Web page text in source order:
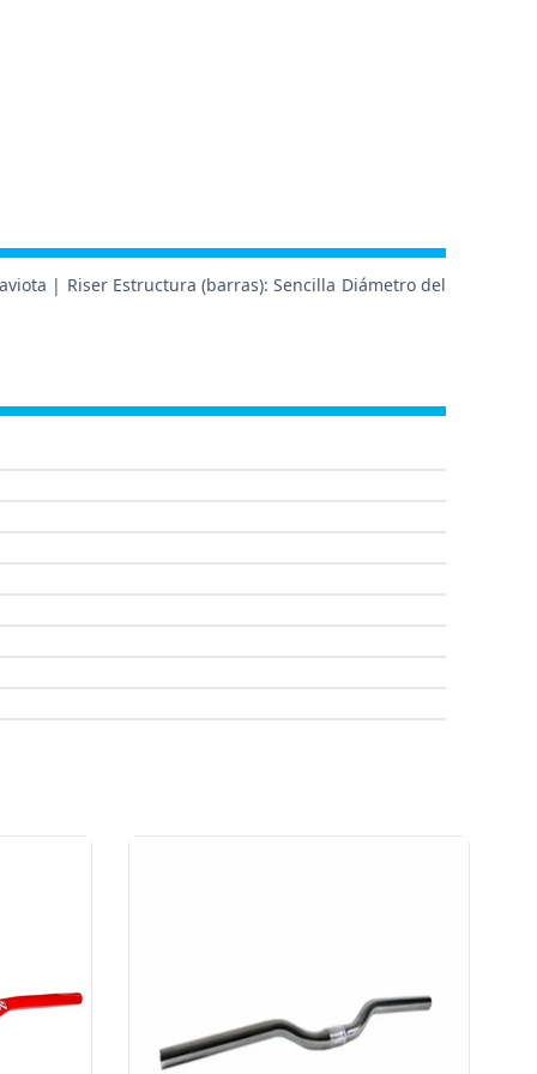
| Riser Estructura (barras): Sencilla Diámetro del